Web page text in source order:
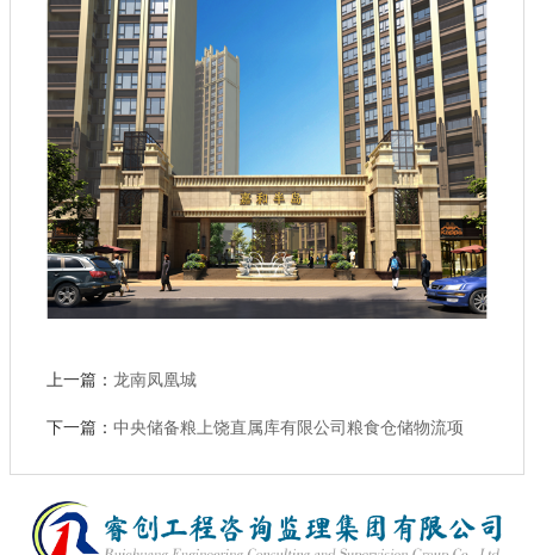
上一篇： 龙南凤凰城
下一篇： 中央储备粮上饶直属库有限公司粮食仓储物流项